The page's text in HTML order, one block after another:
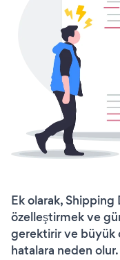
Ek olarak,
özelleştirmek ve
gerektirir ve büyük
hatalara neden olur.